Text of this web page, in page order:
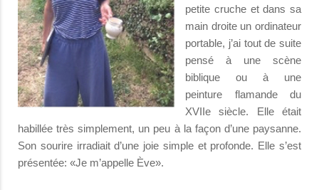
petite cruche et dans sa
main droite un ordinateur
portable, j’ai tout de suite
pensé à une scène
biblique ou à une
peinture flamande du
XVIIe siècle. Elle était
habillée très simplement, un peu à la façon d’une paysanne.
Son sourire irradiait d’une joie simple et profonde. Elle s’est
présentée: «Je m’appelle Ève».